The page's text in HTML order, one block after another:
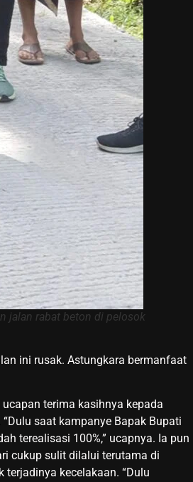
jalan rabat beton di pelosok
ini rusak. Astungkara bermanfaat
terima kasihnya kepada
saat kampanye Bapak Bupati
terealisasi 100%,” ucapnya. Ia pun
cukup sulit dilalui terutama di
kecelakaan. “Dulu